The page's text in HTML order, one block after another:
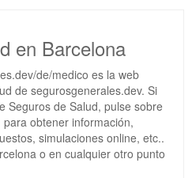
en Barcelona
de/medico es la web
de segurosgenerales.dev. Si
Seguros de Salud, pulse sobre
para obtener información,
simulaciones online, etc..
o en cualquier otro punto